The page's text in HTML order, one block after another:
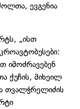
ევგენია
„ისთ
იმოძრავებენ
ქუჩის, მიხეილ
თვალჭრელიძის